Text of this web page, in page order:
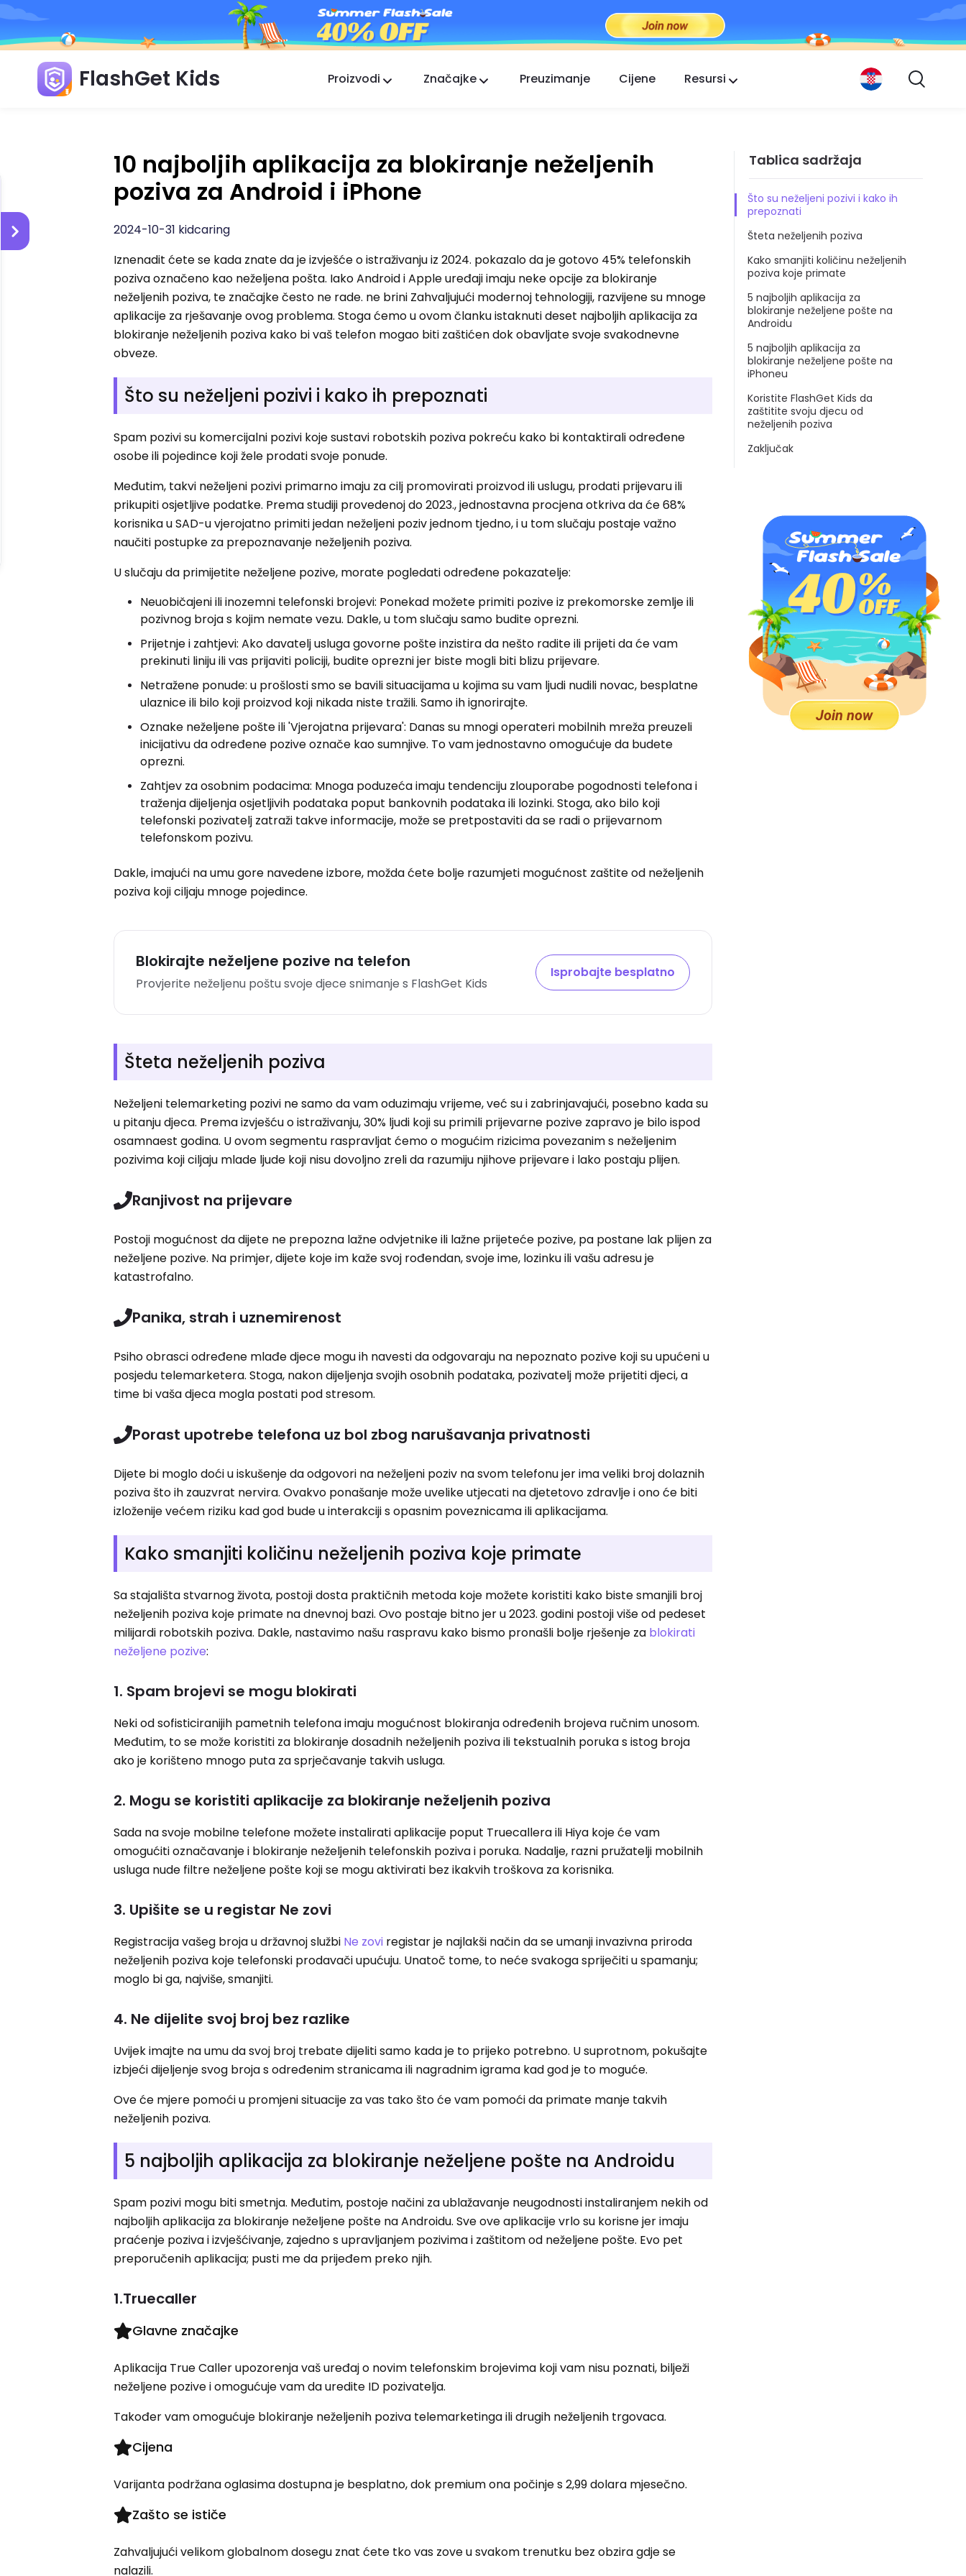
FlashGet Kids Proizvodi
FlashGet Finder
Sigurnost protiv krađe vašeg telefona, naša
odgovornost.
Značajke Preuzimanje Cijene Resursi
10 najboljih aplikacija za blokiranje neželjenih
poziva za Android i iPhone
2024-10-31 kidcaring
Iznenadit ćete se kada znate da je izvješće o istraživanju iz 2024. pokazalo da je gotovo 45% telefonskih
poziva označeno kao neželjena pošta. Iako Android i Apple uređaji imaju neke opcije za blokiranje
neželjenih poziva, te značajke često ne rade. ne brini Zahvaljujući modernoj tehnologiji, razvijene su mnoge
aplikacije za rješavanje ovog problema. Stoga ćemo u ovom članku istaknuti deset najboljih aplikacija za
blokiranje neželjenih poziva kako bi vaš telefon mogao biti zaštićen dok obavljate svoje svakodnevne
obveze.
Što su neželjeni pozivi i kako ih prepoznati
Spam pozivi su komercijalni pozivi koje sustavi robotskih poziva pokreću kako bi kontaktirali određene
osobe ili pojedince koji žele prodati svoje ponude.
Međutim, takvi neželjeni pozivi primarno imaju za cilj promovirati proizvod ili uslugu, prodati prijevaru ili
prikupiti osjetljive podatke. Prema studiji provedenoj do 2023., jednostavna procjena otkriva da će 68%
korisnika u SAD-u vjerojatno primiti jedan neželjeni poziv jednom tjedno, i u tom slučaju postaje važno
naučiti postupke za prepoznavanje neželjenih poziva.
U slučaju da primijetite neželjene pozive, morate pogledati određene pokazatelje:
Neuobičajeni ili inozemni telefonski brojevi: Ponekad možete primiti pozive iz prekomorske zemlje ili
pozivnog broja s kojim nemate vezu. Dakle, u tom slučaju samo budite oprezni.
Prijetnje i zahtjevi: Ako davatelj usluga govorne pošte inzistira da nešto radite ili prijeti da će vam
prekinuti liniju ili vas prijaviti policiji, budite oprezni jer biste mogli biti blizu prijevare.
Netražene ponude: u prošlosti smo se bavili situacijama u kojima su vam ljudi nudili novac, besplatne
ulaznice ili bilo koji proizvod koji nikada niste tražili. Samo ih ignorirajte.
Oznake neželjene pošte ili 'Vjerojatna prijevara': Danas su mnogi operateri mobilnih mreža preuzeli
inicijativu da određene pozive označe kao sumnjive. To vam jednostavno omogućuje da budete
oprezni.
Zahtjev za osobnim podacima: Mnoga poduzeća imaju tendenciju zlouporabe pogodnosti telefona i
traženja dijeljenja osjetljivih podataka poput bankovnih podataka ili lozinki. Stoga, ako bilo koji
telefonski pozivatelj zatraži takve informacije, može se pretpostaviti da se radi o prijevarnom
telefonskom pozivu.
Dakle, imajući na umu gore navedene izbore, možda ćete bolje razumjeti mogućnost zaštite od neželjenih
poziva koji ciljaju mnoge pojedince.
Blokirajte neželjene pozive na telefon
Provjerite neželjenu poštu svoje djece snimanje s FlashGet Kids
Isprobajte besplatno
Šteta neželjenih poziva
Neželjeni telemarketing pozivi ne samo da vam oduzimaju vrijeme, već su i zabrinjavajući, posebno kada su
u pitanju djeca. Prema izvješću o istraživanju, 30% ljudi koji su primili prijevarne pozive zapravo je bilo ispod
osamnaest godina. U ovom segmentu raspravljat ćemo o mogućim rizicima povezanim s neželjenim
pozivima koji ciljaju mlade ljude koji nisu dovoljno zreli da razumiju njihove prijevare i lako postaju plijen.
Ranjivost na prijevare
Postoji mogućnost da dijete ne prepozna lažne odvjetnike ili lažne prijeteće pozive, pa postane lak plijen za
neželjene pozive. Na primjer, dijete koje im kaže svoj rođendan, svoje ime, lozinku ili vašu adresu je
katastrofalno.
Panika, strah i uznemirenost
Psiho obrasci određene mlađe djece mogu ih navesti da odgovaraju na nepoznato pozive koji su upućeni u
posjedu telemarketera. Stoga, nakon dijeljenja svojih osobnih podataka, pozivatelj može prijetiti djeci, a
time bi vaša djeca mogla postati pod stresom.
Porast upotrebe telefona uz bol zbog narušavanja privatnosti
Dijete bi moglo doći u iskušenje da odgovori na neželjeni poziv na svom telefonu jer ima veliki broj dolaznih
poziva što ih zauzvrat nervira. Ovakvo ponašanje može uvelike utjecati na djetetovo zdravlje i ono će biti
izloženije većem riziku kad god bude u interakciji s opasnim poveznicama ili aplikacijama.
Kako smanjiti količinu neželjenih poziva koje primate
Sa stajališta stvarnog života, postoji dosta praktičnih metoda koje možete koristiti kako biste smanjili broj
neželjenih poziva koje primate na dnevnoj bazi. Ovo postaje bitno jer u 2023. godini postoji više od pedeset
milijardi robotskih poziva. Dakle, nastavimo našu raspravu kako bismo pronašli bolje rješenje za blokirati
neželjene pozive:
1. Spam brojevi se mogu blokirati
Neki od sofisticiranijih pametnih telefona imaju mogućnost blokiranja određenih brojeva ručnim unosom.
Međutim, to se može koristiti za blokiranje dosadnih neželjenih poziva ili tekstualnih poruka s istog broja
ako je korišteno mnogo puta za sprječavanje takvih usluga.
2. Mogu se koristiti aplikacije za blokiranje neželjenih poziva
Sada na svoje mobilne telefone možete instalirati aplikacije poput Truecallera ili Hiya koje će vam
omogućiti označavanje i blokiranje neželjenih telefonskih poziva i poruka. Nadalje, razni pružatelji mobilnih
usluga nude filtre neželjene pošte koji se mogu aktivirati bez ikakvih troškova za korisnika.
3. Upišite se u registar Ne zovi
Registracija vašeg broja u državnoj službi Ne zovi registar je najlakši način da se umanji invazivna priroda
neželjenih poziva koje telefonski prodavači upućuju. Unatoč tome, to neće svakoga spriječiti u spamanju;
moglo bi ga, najviše, smanjiti.
4. Ne dijelite svoj broj bez razlike
Uvijek imajte na umu da svoj broj trebate dijeliti samo kada je to prijeko potrebno. U suprotnom, pokušajte
izbjeći dijeljenje svog broja s određenim stranicama ili nagradnim igrama kad god je to moguće.
Ove će mjere pomoći u promjeni situacije za vas tako što će vam pomoći da primate manje takvih
neželjenih poziva.
5 najboljih aplikacija za blokiranje neželjene pošte na Androidu
Spam pozivi mogu biti smetnja. Međutim, postoje načini za ublažavanje neugodnosti instaliranjem nekih od
najboljih aplikacija za blokiranje neželjene pošte na Androidu. Sve ove aplikacije vrlo su korisne jer imaju
praćenje poziva i izvješćivanje, zajedno s upravljanjem pozivima i zaštitom od neželjene pošte. Evo pet
preporučenih aplikacija; pusti me da prijeđem preko njih.
1.Truecaller
Glavne značajke
Aplikacija True Caller upozorenja vaš uređaj o novim telefonskim brojevima koji vam nisu poznati, bilježi
neželjene pozive i omogućuje vam da uredite ID pozivatelja.
Također vam omogućuje blokiranje neželjenih poziva telemarketinga ili drugih neželjenih trgovaca.
Cijena
Varijanta podržana oglasima dostupna je besplatno, dok premium ona počinje s 2,99 dolara mjesečno.
Zašto se ističe
Zahvaljujući velikom globalnom dosegu znat ćete tko vas zove u svakom trenutku bez obzira gdje se
nalazili.
Tablica sadržaja
Što su neželjeni pozivi i kako ih
prepoznati
Šteta neželjenih poziva
Kako smanjiti količinu neželjenih
poziva koje primate
5 najboljih aplikacija za
blokiranje neželjene pošte na
Androidu
5 najboljih aplikacija za
blokiranje neželjene pošte na
iPhoneu
Koristite FlashGet Kids da
zaštitite svoju djecu od
neželjenih poziva
Zaključak